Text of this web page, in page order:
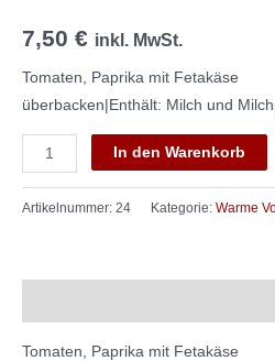
Kontakt
Über uns
Jetzt Anrufen
7,50 € inkl. MwSt.
Tomaten, Paprika mit Fetakäse
überbacken|Enthält: Milch und
In den Warenkorb
Artikelnummer: 24 Kategorie: Warme
Tomaten, Paprika mit Fetakäse